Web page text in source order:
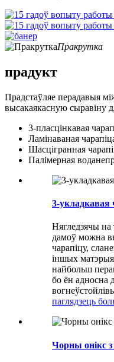
Пракрутка
прадукт
Прадстаўляе перадавыя
высакаякасную сыравіну
3-пласцінкавая
Ламінаваная
Шасцігранная
Палімерная
3-укладкавая
Нягледзячы
дамоў можна
чарапіцу,
іншых
найбольш
бо ён адносна
паглядзець
Чорны онікс з